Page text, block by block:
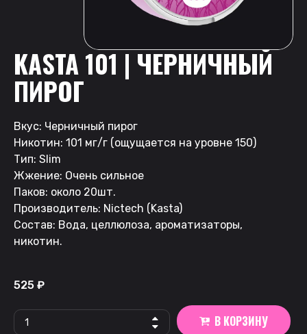
KASTA 101 | ЧЕРНИЧНЫЙ
ПИРОГ
Вкус: Черничный пирог
Никотин: 101 мг/г (ощущается на уровне 150)
Тип: Slim
Жжение: Очень сильное
Паков: около 20шт.
Производитель: Nictech (Kasta)
Состав: Вода, целлюлоза, ароматизаторы,
никотин.
525 ₽
В КОРЗИНУ